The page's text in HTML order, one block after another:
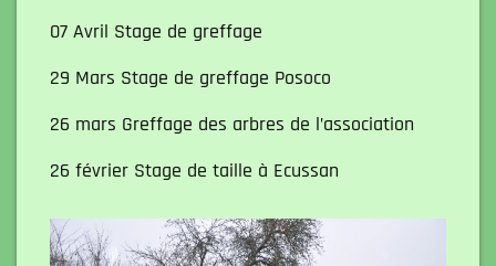
07 Avril Stage de greffage
29 Mars Stage de greffage Posoco
26 mars Greffage des arbres de l’association
26 février Stage de taille à Ecussan